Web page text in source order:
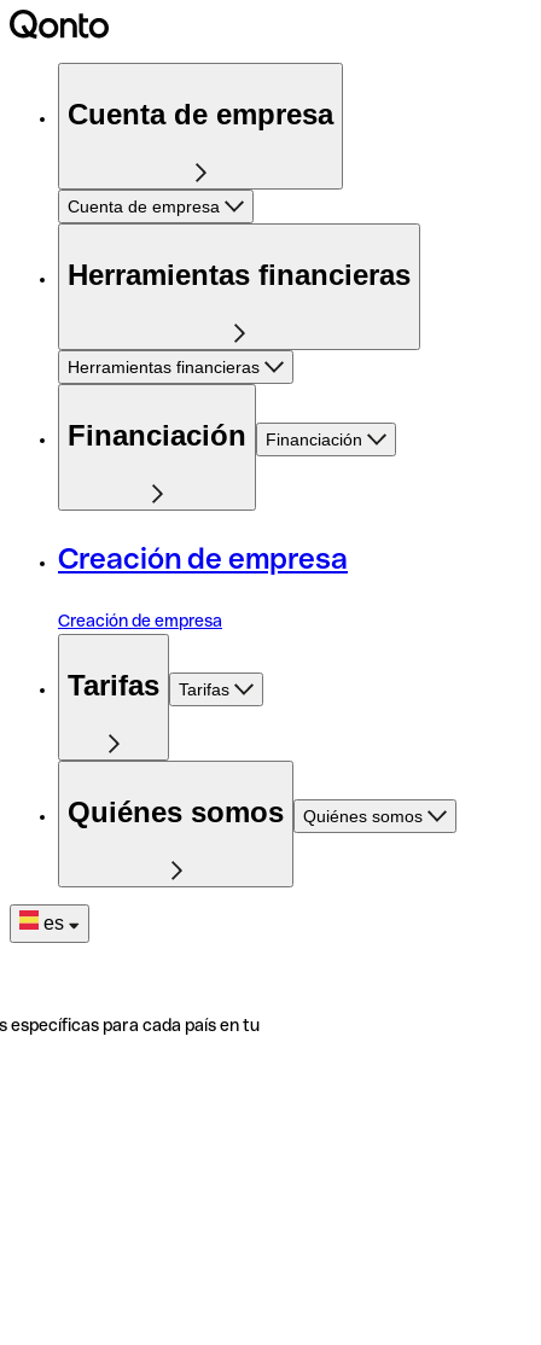
Cuenta de empresa
Cuenta de empresa
Herramientas financieras
Herramientas financieras
Financiación Financiación
Creación de empresa
Creación de empresa
Tarifas Tarifas
Quiénes somos Quiénes somos
es
específicas para cada país en tu